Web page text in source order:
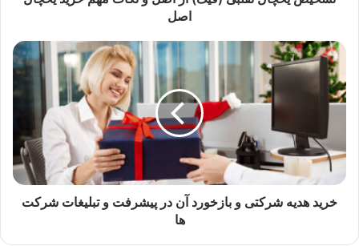
اصل
خرید هدیه شرکتی و بازخورد آن در پیشرفت و تبلیغات شرکت
ها